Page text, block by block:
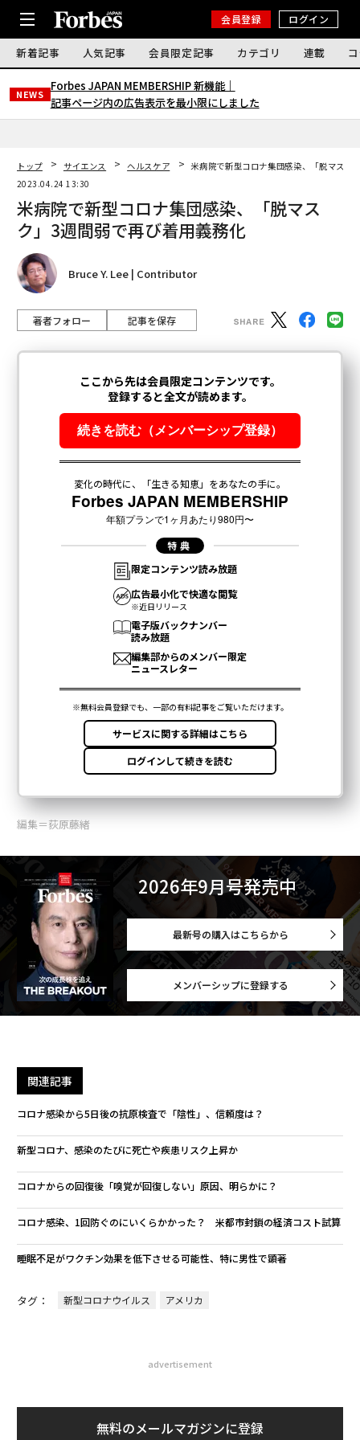
会員登録 ログイン
新着記事 人気記事 会員限定記事 カテゴリ 連載
NEWS
Forbes JAPAN MEMBERSHIP 新機能｜
記事ページ内の広告表示を最小限にしました
トップ サイエンス ヘルスケア
米病院で新型コロナ集団感染、「脱マスク
2023.04.24 13:30
米病院で新型コロナ集団感染、「脱マス
ク」3週間弱で再び着用義務化
Bruce Y. Lee | Contributor
著者フォロー 記事を保存
編集＝荻原藤緒
2026年9月号発売中
最新号の購入はこちらから
メンバーシップに登録する
関連記事
コロナ感染から5日後の抗原検査で「陰性」、信頼度は？
新型コロナ、感染のたびに死亡や疾患リスク上昇か
コロナからの回復後「嗅覚が回復しない」原因、明らかに？
コロナ感染、1回防ぐのにいくらかかった？ 米都市封鎖の経済コスト試算
睡眠不足がワクチン効果を低下させる可能性、特に男性で顕著
タグ： 新型コロナウイルス アメリカ
advertisement
無料のメールマガジンに登録